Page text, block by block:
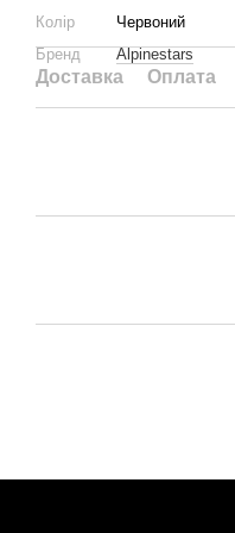
Колір
Червоний
Бренд
Alpinestars
Доставка Оплата